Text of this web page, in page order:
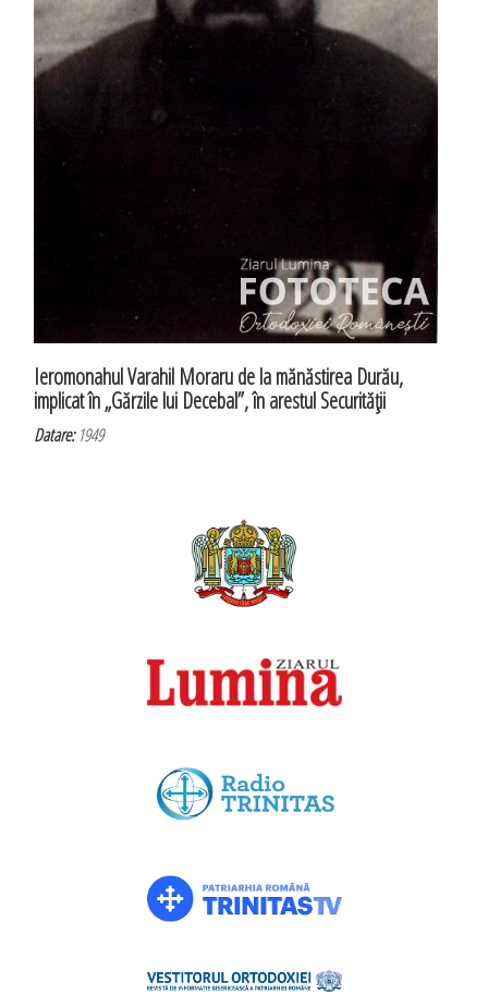
Ieromonahul Varahil Moraru de la mănăstirea Durău,
implicat în „Gărzile lui Decebal”, în arestul Securităţii
Datare:1949